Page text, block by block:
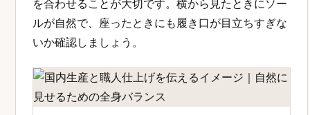
を合わせることが大切です。横から見たときにソー
ルが自然で、座ったときにも履き口が目立ちすぎな
いか確認しましょう。